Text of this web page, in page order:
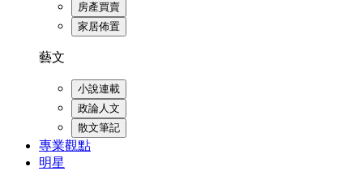
房產買賣
家居佈置
藝文
小說連載
政論人文
散文筆記
專業觀點
明星